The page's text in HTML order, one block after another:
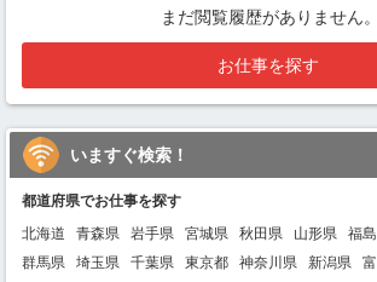
まだ閲覧履歴がありません。
お仕事を探す
いますぐ検索！
都道府県でお仕事を探す
北海道
青森県 岩手県 宮城県 秋田県 山形県 福
群馬県
埼玉県 千葉県 東京都 神奈川県 新潟県